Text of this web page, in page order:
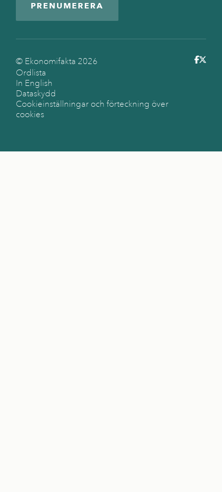
PRENUMERERA
© Ekonomifakta 2026
Ordlista
In English
Dataskydd
Cookieinställningar och förteckning över
cookies